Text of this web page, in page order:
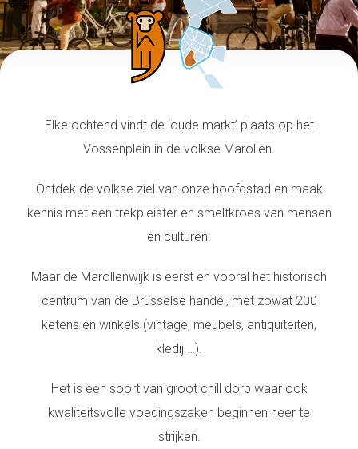
Elke ochtend vindt de ‘oude markt’ plaats op het
Vossenplein in de volkse Marollen.
Ontdek de volkse ziel van onze hoofdstad en maak
kennis met een trekpleister en smeltkroes van mensen
en culturen.
Maar de Marollenwijk is eerst en vooral het historisch
centrum van de Brusselse handel, met zowat 200
ketens en winkels (vintage, meubels, antiquiteiten,
kledij …).
Het is een soort van groot chill dorp waar ook
kwaliteitsvolle voedingszaken beginnen neer te
strijken.